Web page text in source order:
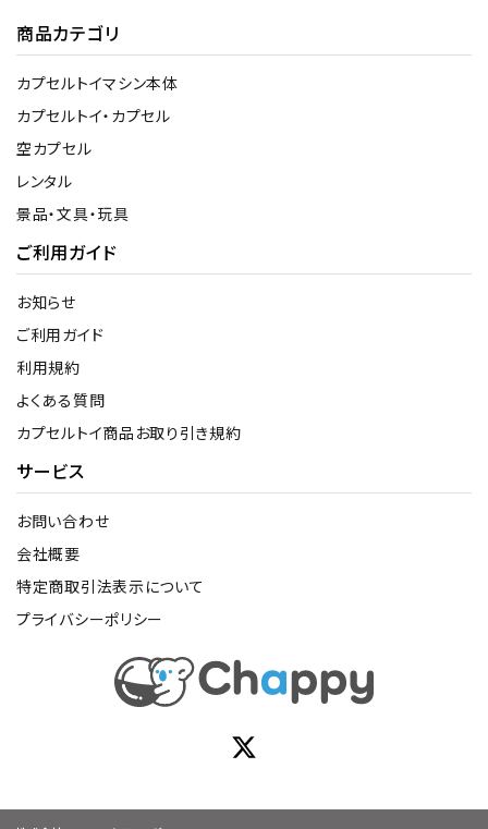
商品カテゴリ
カプセルトイマシン本体
カプセルトイ・カプセル
空カプセル
レンタル
景品・文具・玩具
ご利用ガイド
お知らせ
ご利用ガイド
利用規約
よくある質問
カプセルトイ商品お取り引き規約
サービス
お問い合わせ
会社概要
特定商取引法表示について
プライバシーポリシー